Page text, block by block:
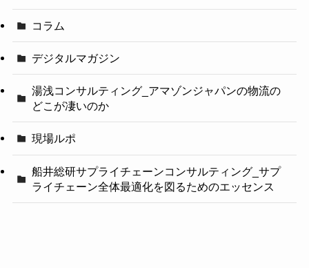
コラム
デジタルマガジン
湯浅コンサルティング_アマゾンジャパンの物流の
どこが凄いのか
現場ルポ
船井総研サプライチェーンコンサルティング_サプ
ライチェーン全体最適化を図るためのエッセンス